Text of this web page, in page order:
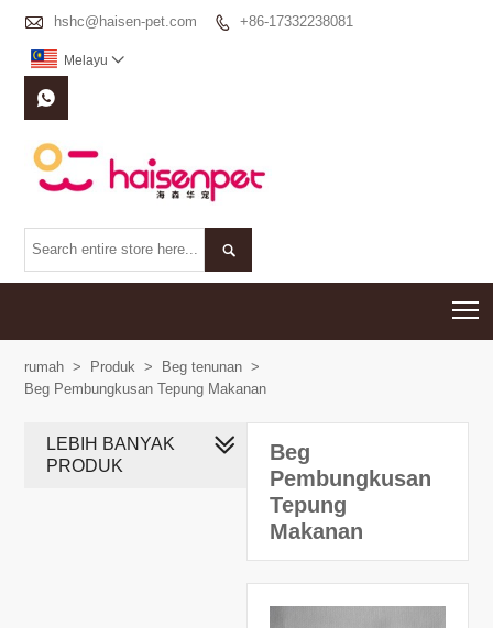
 hshc@haisen-pet.com  +86-17332238081
Melayu 


rumah > Produk > Beg tenunan >
Beg Pembungkusan Tepung Makanan
Beg
Pembungkusan
Tepung
Makanan
LEBIH BANYAK
PRODUK